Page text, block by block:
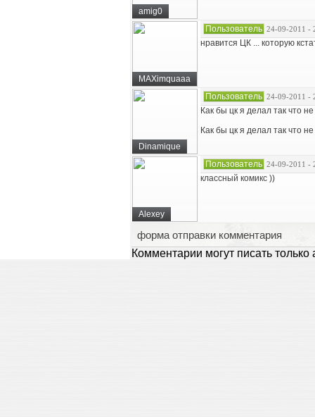
amig0
MAXimquaaa
Пользователь 24-09-2011 -
нравится ЦК ... которую
Dinamique
Пользователь 24-09-2011 -
Как бы цк я делал так что
Как бы цк я делал так что
Alexey
Пользователь 24-09-2011 -
классный комикс ))
форма отправки комментария
Комментарии могут писать